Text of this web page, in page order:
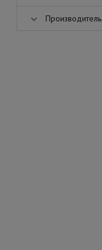
Производитель